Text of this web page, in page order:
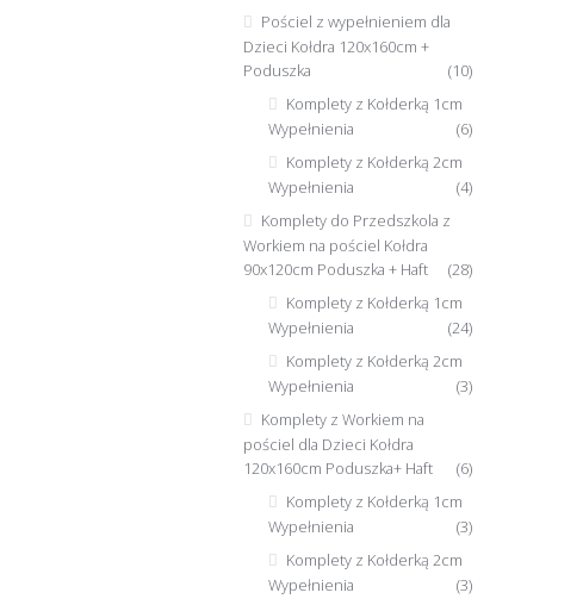
Pościel z wypełnieniem dla
Dzieci Kołdra 120x160cm +
Poduszka
(10)
Komplety z Kołderką 1cm
Wypełnienia
(6)
Komplety z Kołderką 2cm
Wypełnienia
(4)
Komplety do Przedszkola z
Workiem na pościel Kołdra
90x120cm Poduszka + Haft
(28)
Komplety z Kołderką 1cm
Wypełnienia
(24)
Komplety z Kołderką 2cm
Wypełnienia
(3)
Komplety z Workiem na
pościel dla Dzieci Kołdra
120x160cm Poduszka+ Haft
(6)
Komplety z Kołderką 1cm
Wypełnienia
(3)
Komplety z Kołderką 2cm
Wypełnienia
(3)